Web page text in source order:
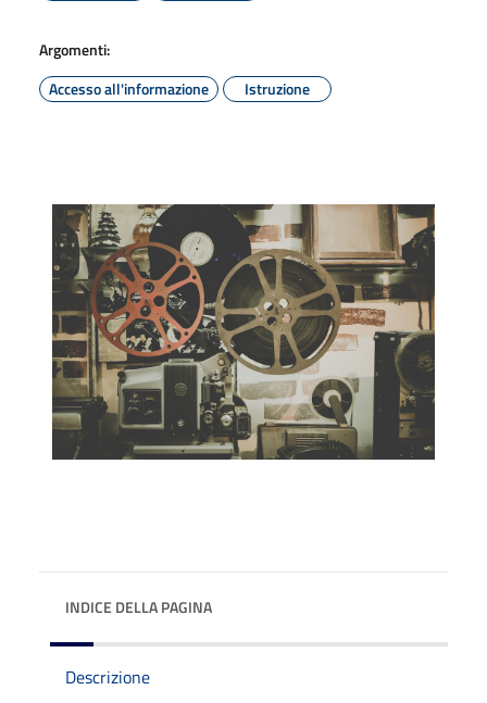
Argomenti:
Accesso all'informazione
Istruzione
INDICE DELLA PAGINA
Descrizione